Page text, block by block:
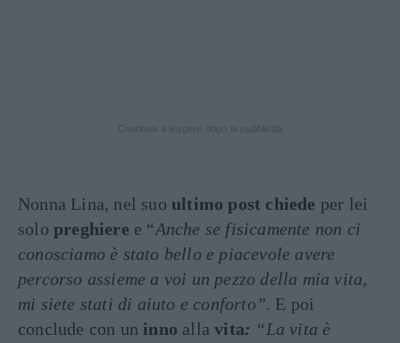
Nonna Lina, nel suo ultimo post chiede per lei
solo preghiere e “Anche se fisicamente non ci
conosciamo è stato bello e piacevole avere
percorso assieme a voi un pezzo della mia vita,
mi siete stati di aiuto e conforto”. E poi
conclude con un inno allavita: “La vita è